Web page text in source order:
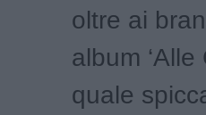
oltre ai
album
quale